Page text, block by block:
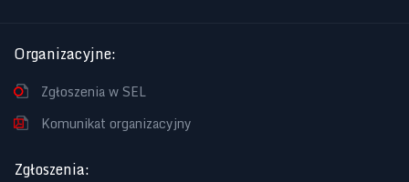
Organizacyjne:
Zgłoszenia w SEL
Komunikat organizacyjny
Zgłoszenia: